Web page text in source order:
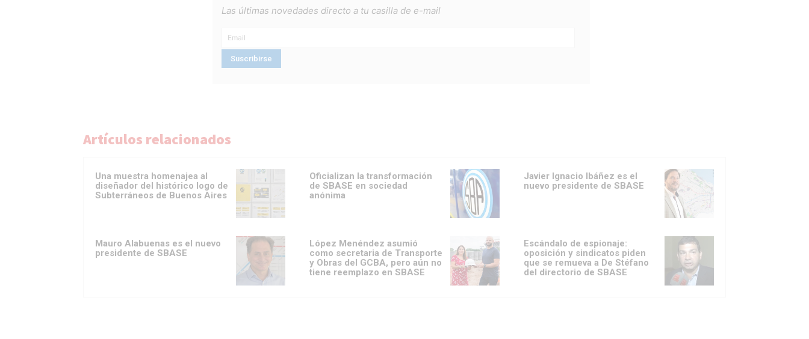
Las últimas novedades directo a tu casilla de e-mail
Artículos relacionados
Una muestra homenajea al
diseñador del histórico logo de
Subterráneos de Buenos Aires
Oficializan la transformación
de SBASE en sociedad
anónima
Javier Ignacio Ibáñez es el
nuevo presidente de SBASE
Mauro Alabuenas es el nuevo
presidente de SBASE
López Menéndez asumió
como secretaria de Transporte
y Obras del GCBA, pero aún no
tiene reemplazo en SBASE
Escándalo de espionaje:
oposición y sindicatos piden
que se remueva a De Stéfano
del directorio de SBASE